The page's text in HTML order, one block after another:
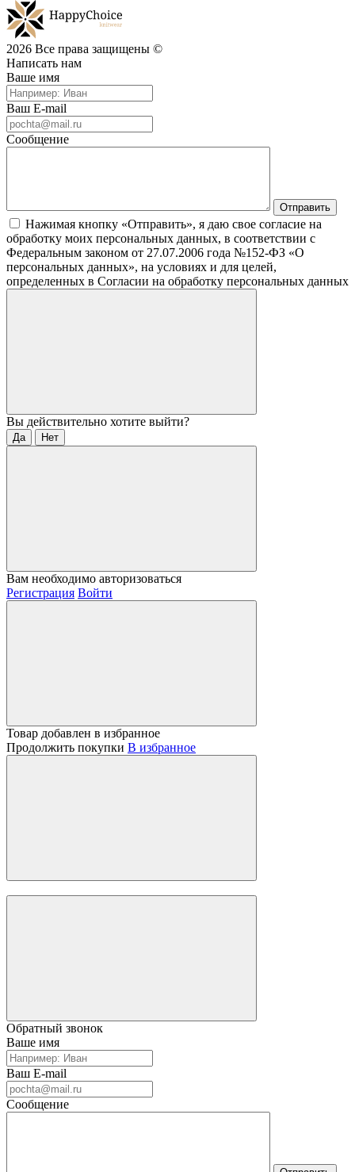
2026 Все права защищены ©
Написать нам
Ваше имя
Ваш E-mail
Сообщение
Нажимая кнопку «Отправить», я даю свое согласие на
обработку моих персональных данных, в соответствии с
Федеральным законом от 27.07.2006 года №152-ФЗ «О
персональных данных», на условиях и для целей,
определенных в Согласии на обработку персональных данных
Вы действительно хотите выйти?
Да Нет
Вам необходимо авторизоваться
Регистрация Войти
Товар добавлен в избранное
Продолжить покупки В избранное
Обратный звонок
Ваше имя
Ваш E-mail
Сообщение